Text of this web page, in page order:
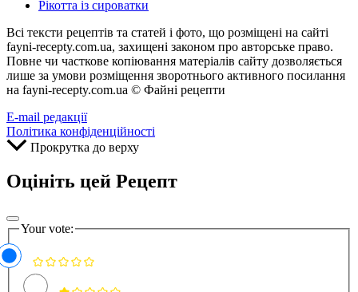
Рікотта із сироватки
Всі тексти рецептів та статей і фото, що розміщені на сайті
fayni-recepty.com.ua, захищені законом про авторське право.
Повне чи часткове копіювання матеріалів сайту дозволяється
лише за умови розміщення зворотнього активного посилання
на fayni-recepty.com.ua © Файні рецепти
E-mail редакції
Політика конфіденційності
Прокрутка до верху
Оцініть цей Рецепт
Your vote: